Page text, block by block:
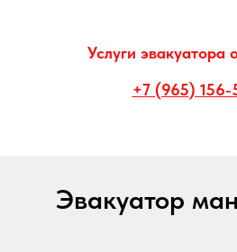
Услуги эвакуатора
+7 (965) 156-
Эвакуатор